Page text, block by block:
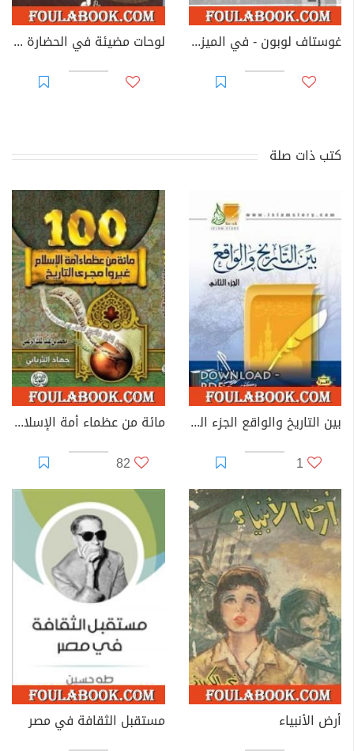
غوستاف لوبون - في الميزان لوحات مضيئة في الحضارة العربية الإسلامية
كتب ذات صلة
بين التاريخ والواقع الجزء الثالث
1
مائة من عظماء أمة الإسلام غيروا مجرى التاريخ
82
أرض الأنبياء
مستقبل الثقافة في مصر